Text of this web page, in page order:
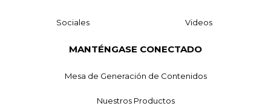
Sociales Videos
MANTÉNGASE CONECTADO
Mesa de Generación de Contenidos
Nuestros Productos